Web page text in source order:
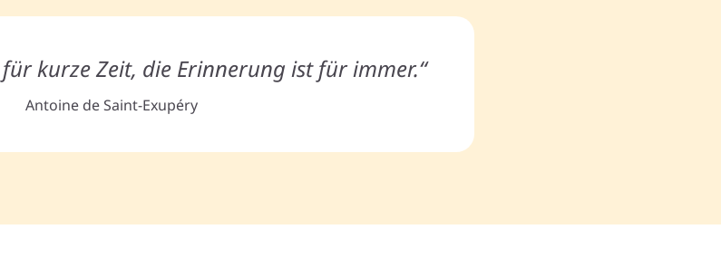
kurze Zeit, die Erinnerung ist für immer.“
Antoine de Saint-Exupéry